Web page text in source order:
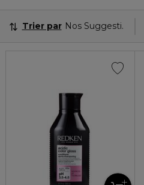
Trier par Nos Suggestions